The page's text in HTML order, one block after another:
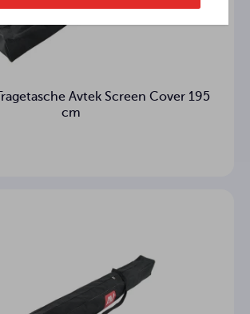
Nein
10.4 kg
Avtek Screen Cover 195
cm